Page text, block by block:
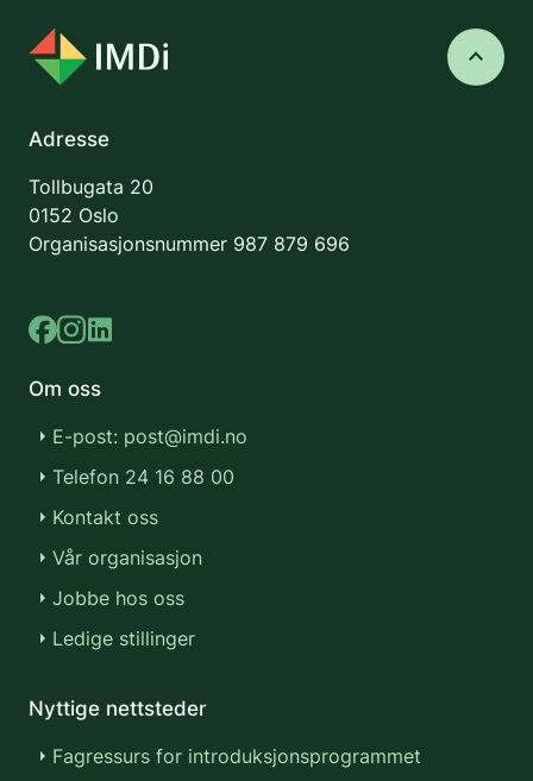
keyboard_arrow_up
Adresse
Tollbugata 20
0152 Oslo
Organisasjonsnummer 987 879 696
Om oss
E-post: post@imdi.no
Telefon 24 16 88 00
Kontakt oss
Vår organisasjon
Jobbe hos oss
Ledige stillinger
Nyttige nettsteder
Fagressurs for introduksjonsprogrammet